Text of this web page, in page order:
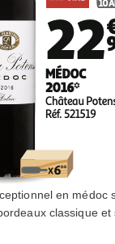
en médoc
classique et